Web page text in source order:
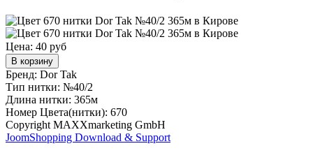
Цена: 40 руб
В корзину
Бренд: Dor Tak
Тип нитки: №40/2
Длина нитки: 365м
Номер Цвета(нитки): 670
Copyright MAXXmarketing GmbH
JoomShopping Download & Support